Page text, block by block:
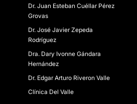
Dr. Juan Esteban Cuéllar Pérez
Grovas
Dr. José Javier Zepeda
Rodríguez
Dra. Dary Ivonne Gándara
Hernández
Dr. Edgar Arturo Riveron Valle
Clínica Del Valle